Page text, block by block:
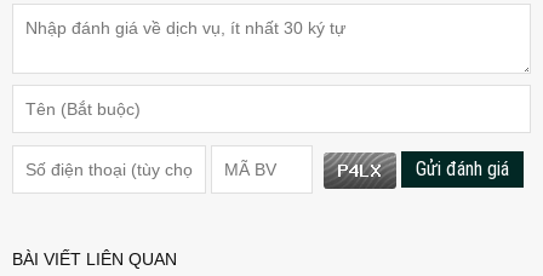
Gửi đánh giá
BÀI VIẾT LIÊN QUAN